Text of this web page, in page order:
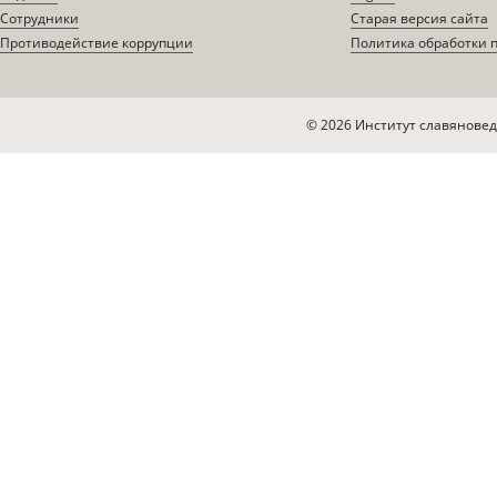
Сотрудники
Противодействие коррупции
Старая версия сайта
Политика обработки
© 2026 Институт